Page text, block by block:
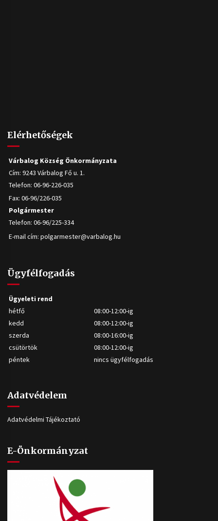
Elérhetőségek
Várbalog Község Önkormányzata
Cím: 9243 Várbalog Fő u. 1.
Telefon: 06-96-226-035
Fax: 06-96/226-035
Polgármester
Telefon: 06-96/225-334
E-mail cím: polgarmester@varbalog.hu
Ügyfélfogadás
Ügyeleti rend
hétfő
08:00-12:00-ig
kedd
08:00-12:00-ig
szerda
08:00-16:00-ig
csütörtök
08:00-12:00-ig
péntek
nincs ügyfélfogadás
Adatvédelem
Adatvédelmi Tájékoztató
E-Önkormányzat